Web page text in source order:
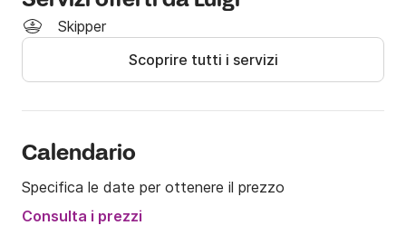
5-Panarea e Stromboli
6-Filicudi
Skipper
Scoprire tutti i servizi
Calendario
Specifica le date per ottenere il prezzo
Consulta i prezzi